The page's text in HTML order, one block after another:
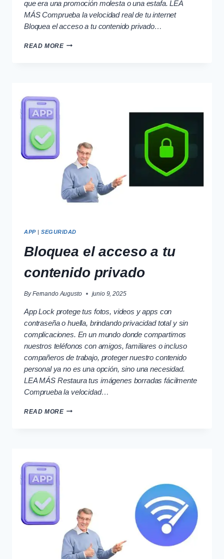
que era una promoción molesta o una estafa. LEA
MÁS Comprueba la velocidad real de tu internet
Bloquea el acceso a tu contenido privado…
READ MOREIDENTIFICA
APP|SEGURIDAD
Bloquea el acceso a tu
contenido privado
By Fernando Augusto junio 9, 2025
App Lock protege tus fotos, videos y apps con
contraseña o huella, brindando privacidad total y sin
complicaciones. En un mundo donde compartimos
nuestros teléfonos con amigos, familiares o incluso
compañeros de trabajo, proteger nuestro contenido
personal ya no es una opción, sino una necesidad.
LEA MÁS Restaura tus imágenes borradas fácilmente
Comprueba la velocidad…
READ MOREBLOQUEA